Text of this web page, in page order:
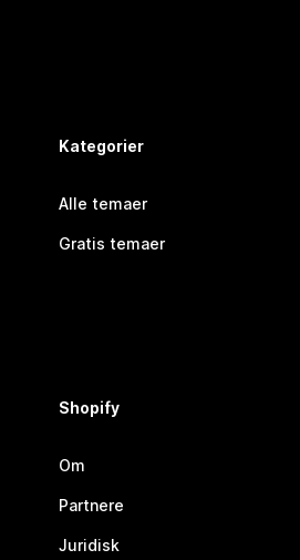
Kategorier
Alle temaer
Gratis temaer
Shopify
Om
Partnere
Juridisk